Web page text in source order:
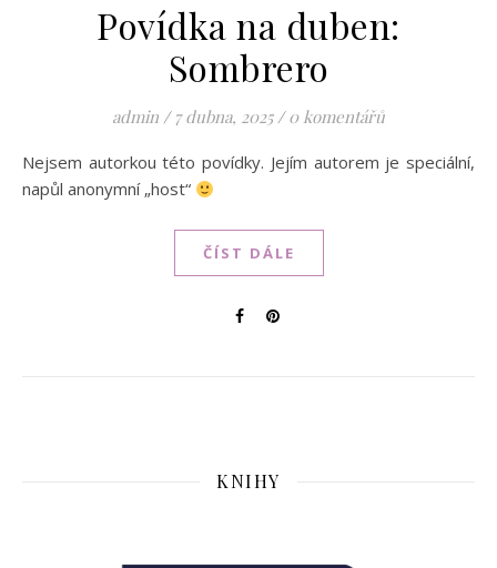
Povídka na duben:
Sombrero
admin / 7 dubna, 2025 / 0 komentářů
Nejsem autorkou této povídky. Jejím autorem je speciální,
napůl anonymní „host“
ČÍST DÁLE
KNIHY